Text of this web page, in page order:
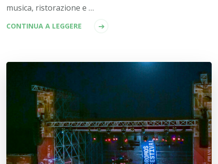
musica, ristorazione e …
CONTINUA A LEGGERE